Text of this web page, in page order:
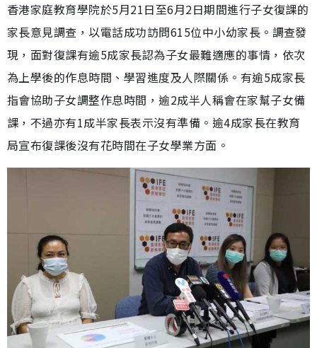
香港家庭教育學院於5月21日至6月2日期間進行子女復課的
家長意見調查，以電話成功訪問615位中小幼家長。調查發
現，面對復課有逾5成家長認為子女最難適應的事情，依次
為上學後的作息時間、學習進度及人際關係。有逾5成家長
指會協助子女調整作息時間，逾2成半人稱會在家幫子女備
課，不過亦有1成半家長表示沒有準備。逾4成家長在教育
局宣布復課後沒有花時間在子女學業方面。